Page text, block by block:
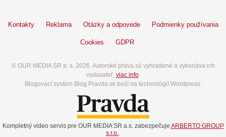
Kontakty Reklama Otázky a odpovede Podmienky používania
Cookies GDPR
© OUR MEDIA SR a. s. 2026. Autorské práva sú vyhradené a vykonáva ich
vydavateľ, viac info.
Blogovací systém Blog.Pravda.sk beží na technológií Wordpress.
Kompletný video servis pre OUR MEDIA SR a.s. zabezpečuje ARBERTO GROUP
s.r.o..